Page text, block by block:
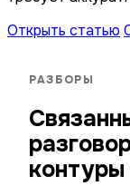
Открыть статью
РАЗБОРЫ
контуры